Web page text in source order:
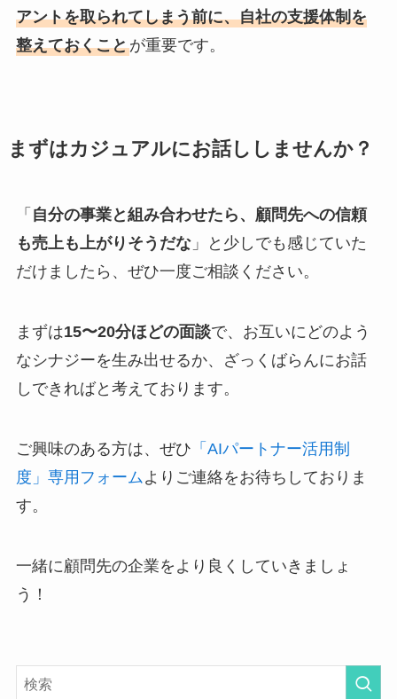
アントを取られてしまう前に、自社の支援体制を
整えておくことが重要です。
まずはカジュアルにお話ししませんか？
「 自分の事業と組み合わせたら、顧問先への信頼
も売上も上がりそうだな」と少しでも感じていた
だけましたら、ぜひ一度ご相談ください。
まずは15〜20分ほどの面談で、お互いにどのよう
なシナジーを生み出せるか、ざっくばらんにお話
しできればと考えております。
ご興味のある方は、ぜひ 「AIパートナー活用制
度」専用フォームよりご連絡をお待ちしておりま
す。
一緒に顧問先の企業をより良くしていきましょ
う！